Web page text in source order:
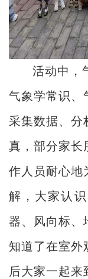
活动中，
气象学常识、
采集数据、分
真，部分家长
作人员耐心地
解，大家认
器、风向标、
知道了在室外
后大家一起来